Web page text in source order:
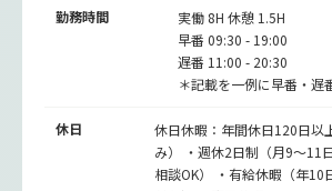
勤務時間
実働 8H 休憩 1.5H
早番 09:30 - 19:00
遅番 11:00 - 20:30
＊記載を一例に早番・遅
休日
休日休暇：年間休日120日以
み） ・週休2日制（月9～11
相談OK） ・有給休暇（年10